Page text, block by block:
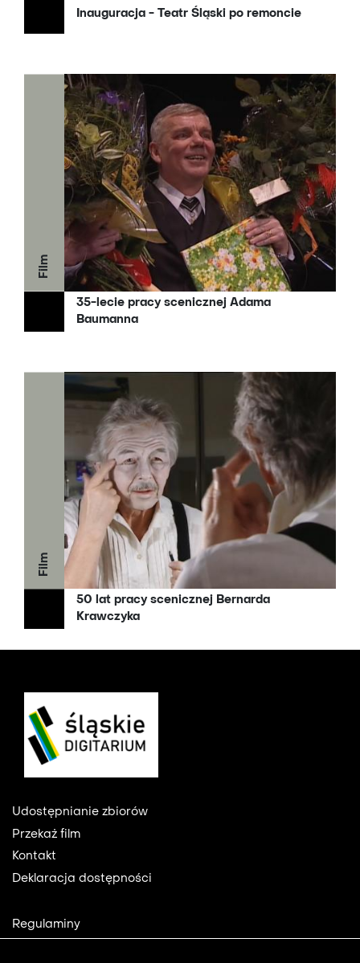
Inauguracja - Teatr Śląski po remoncie
Film
35-lecie pracy scenicznej Adama
Baumanna
Film
50 lat pracy scenicznej Bernarda
Krawczyka
Footer
Udostępnianie zbiorów
Przekaż film
Kontakt
Deklaracja dostępności
Footer
2
Regulaminy